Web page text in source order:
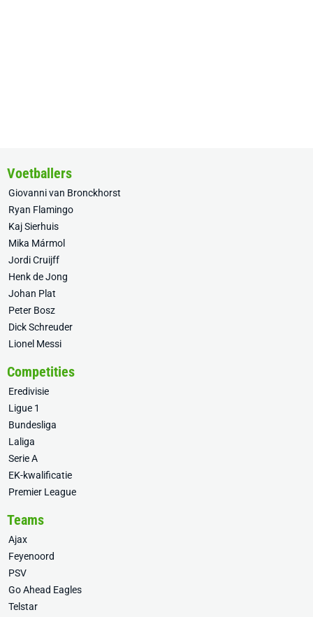
Voetballers
Giovanni van Bronckhorst
Ryan Flamingo
Kaj Sierhuis
Mika Mármol
Jordi Cruijff
Henk de Jong
Johan Plat
Peter Bosz
Dick Schreuder
Lionel Messi
Competities
Eredivisie
Ligue 1
Bundesliga
Laliga
Serie A
EK-kwalificatie
Premier League
Teams
Ajax
Feyenoord
PSV
Go Ahead Eagles
Telstar